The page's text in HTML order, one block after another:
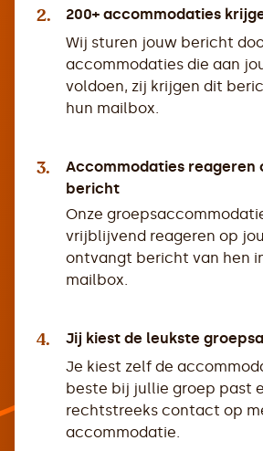
2.
200+ accommodaties
Wij sturen jouw bericht
accommodaties die aan
voldoen, zij krijgen dit
hun mailbox.
3.
Accommodaties reageren
bericht
Onze
vrijblijvend reageren op
ontvangt bericht van hen
mailbox.
4.
Jij kiest de leukste
Je kiest zelf de
beste bij jullie groep past
rechtstreeks contact op
accommodatie.